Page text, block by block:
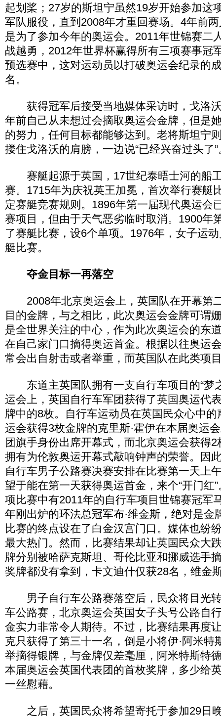
起划桨；27岁的斯坦宁虽然19岁开始参加这
军队服役，直到2008年才重回赛场。4年前
是为了参加今年的奥运会。2011年世锦赛二
战越勇，2012年世界杯赢得所有三项赛事冠
预选赛中，这对运动员以打破奥运会纪录的
名。
获得冠军后接受当地媒体采访时，戈洛
年前自己从未想过会摘取奥运会金牌，但是
的努力，任何目标都能够达到。老将斯坦宁
搂住戈洛沃的肩膀，一边说“已经兴奋过头了”
赛艇起源于英国，17世纪泰晤士河的船
赛。1715年为庆祝英王加冕，首次举行赛艇
定赛艇竞赛规则。1896年第一届现代奥运会
赛项目，但由于天气恶劣临时取消。1900年
了赛艇比赛，设6个单项。1976年，女子运
艇比赛。
夺金目标一再落空
2008年北京奥运会上，英国队在开幕第
目的金牌，与之相比，此次奥运会金牌可谓
是全世界关注的中心，作为此次奥运会的东
在自己家门口摘得奥运首金。根据以往奥运
常会出自射击或者举重，而英国队在此类项
东道主英国队拥有一支自行车项目的“梦
运会上，英国自行车军团获得了英国奥运代
牌中的8枚。自行车运动员在英国民众心中
运会获得3枚金牌的克里斯·霍伊在本届奥运
团旗手身份出席开幕式，而北京奥运会获得2
拥有为伦敦奥运开幕式敲响钟声的荣誉。因
自行车男子公路赛决赛安排在比赛第一天上
望于能在第一天获得奥运首金，来个“开门红
项比赛中有2011年的自行车项目世锦赛冠军
年刚出炉的环法总冠军布·维金斯，绝对是金
比赛的终点设在了白金汉宫门口。媒体也纷
最大热门。然而，比赛结果却让英国民众大
牌分别被哈萨克斯坦、哥伦比亚和挪威选手
奖牌都没有拿到，卡文迪什仅获28名，维金
男子自行车公路赛落空后，民众将目光
车公路赛，北京奥运会英国女子头号公路自
金实力非常令人期待。不过，比赛结果再度
克只获得了第三十一名，倒是小将伊·阿米特
举摘得银牌，与金牌仅差毫厘，阿米特斯特
本届奥运会英国代表团的首枚奖牌，多少给
一丝慰藉。
之后，英国民众将希望寄托于参加29日